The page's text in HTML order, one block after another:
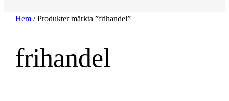
Hem / Produkter märkta ”frihandel”
frihandel